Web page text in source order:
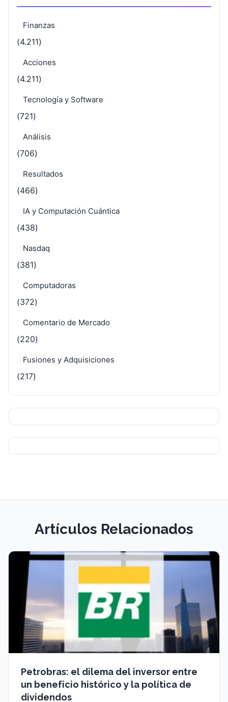
Finanzas
(4.211)
Acciones
(4.211)
Tecnología y Software
(721)
Análisis
(706)
Resultados
(466)
IA y Computación Cuántica
(438)
Nasdaq
(381)
Computadoras
(372)
Comentario de Mercado
(220)
Fusiones y Adquisiciones
(217)
Artículos Relacionados
Petrobras: el dilema del inversor entre
un beneficio histórico y la política de
dividendos